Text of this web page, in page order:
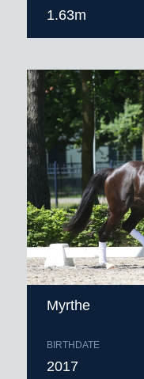
1.63m
Myrthe
BIRTHDATE
2017